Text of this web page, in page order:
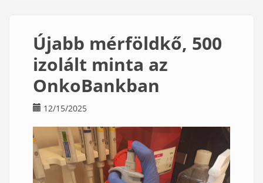
Újabb mérföldkő, 500
izolált minta az
OnkoBankban
12/15/2025